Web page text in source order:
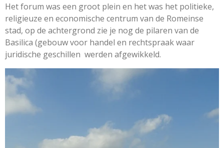
Het forum was een groot plein en het was het politieke,
religieuze en economische centrum van de Romeinse
stad, op de achtergrond zie je nog de pilaren van de
Basilica (gebouw voor handel en rechtspraak waar
juridische geschillen werden afgewikkeld.